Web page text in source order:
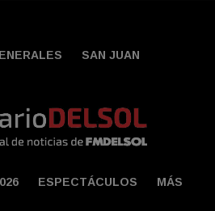
SAN JUAN
ESPECTÁCULOS MÁS